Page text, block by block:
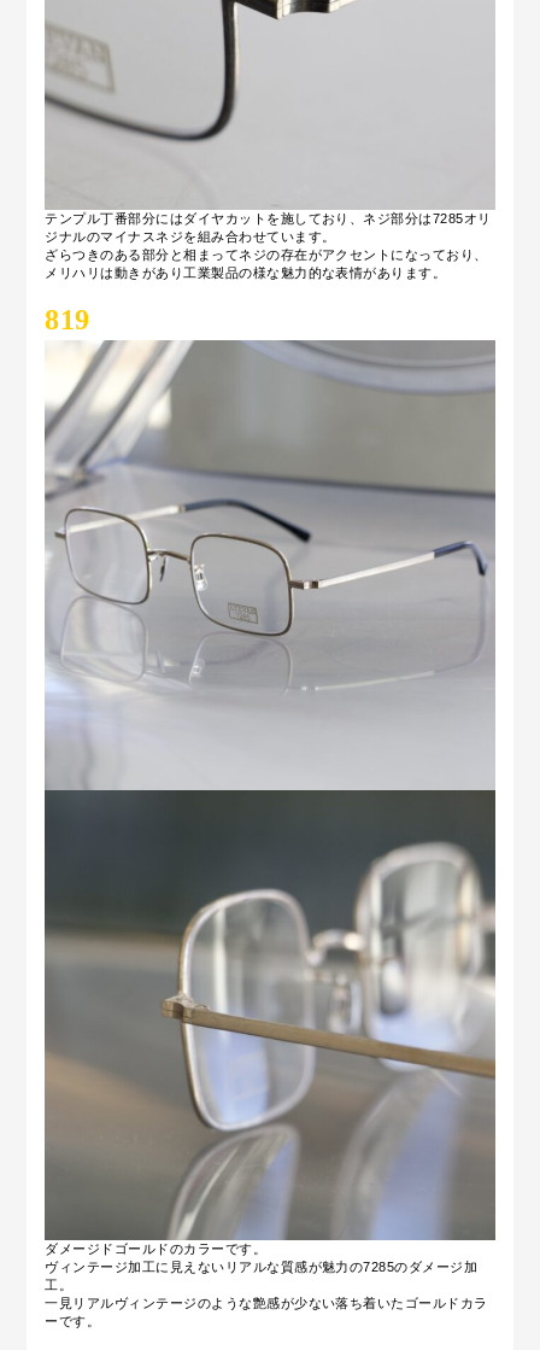
テンプル丁番部分にはダイヤカットを施しており、ネジ部分は7285オリ
ジナルのマイナスネジを組み合わせています。
ざらつきのある部分と相まってネジの存在がアクセントになっており、
メリハリは動きがあり工業製品の様な魅力的な表情があります。
819
ダメージドゴールドのカラーです。
ヴィンテージ加工に見えないリアルな質感が魅力の7285のダメージ加
工。
一見リアルヴィンテージのような艶感が少ない落ち着いたゴールドカラ
ーです。